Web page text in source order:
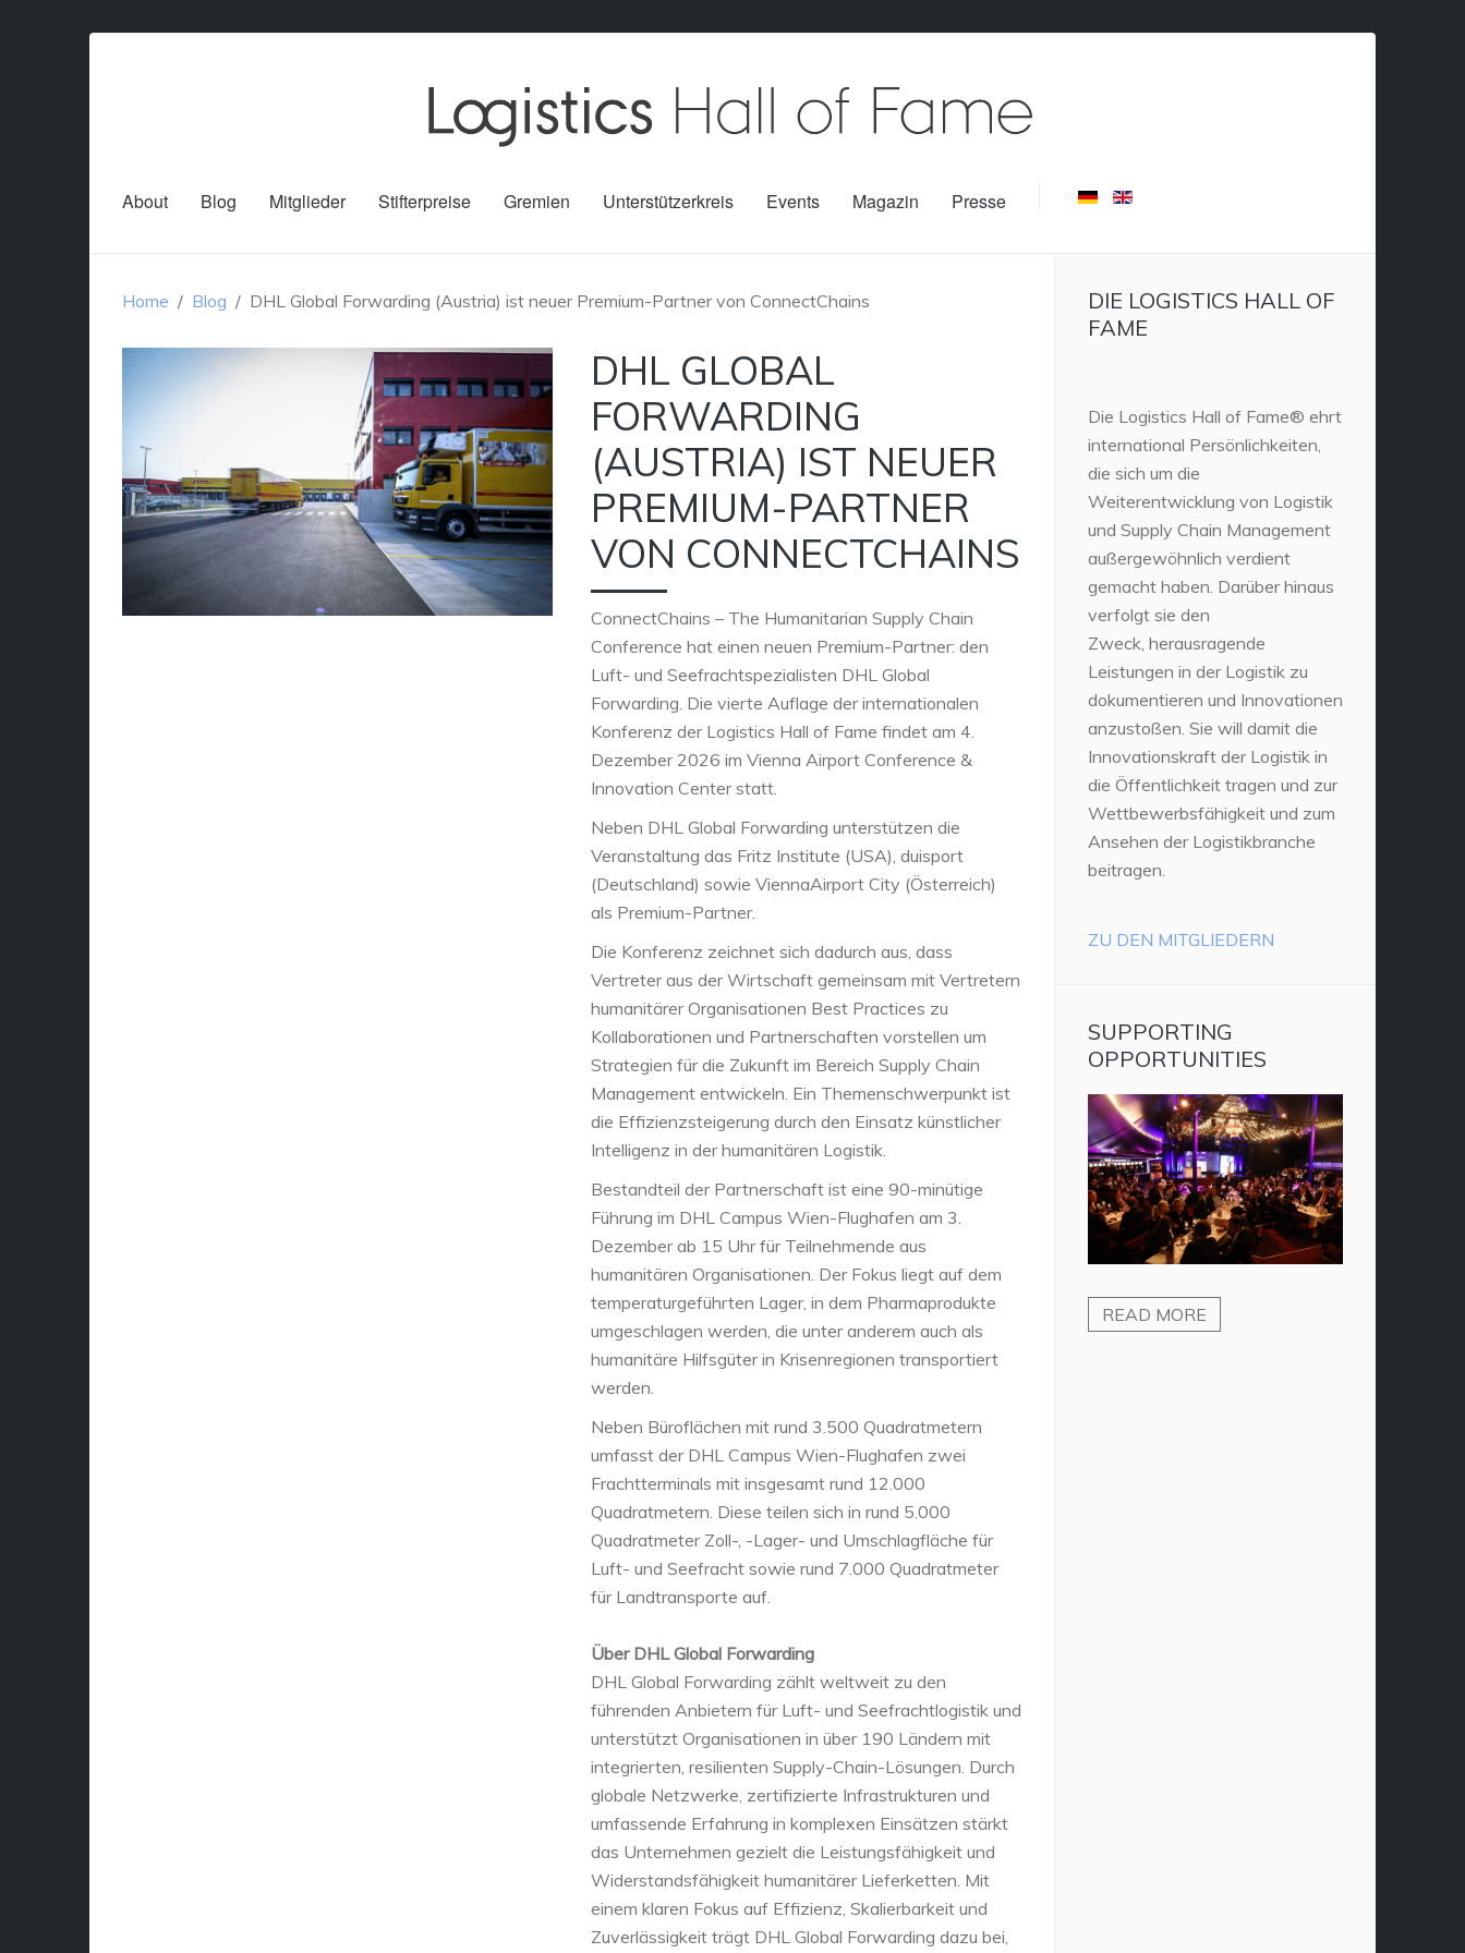
About Blog Mitglieder Stifterpreise Gremien Unterstützerkreis Events Magazin Presse
Home Blog DHL Global Forwarding (Austria) ist neuer Premium-Partner von ConnectChains
DHL GLOBAL
FORWARDING
(AUSTRIA) IST NEUER
PREMIUM-PARTNER
VON CONNECTCHAINS
ConnectChains – The Humanitarian Supply Chain
Conference hat einen neuen Premium-Partner: den
Luft- und Seefrachtspezialisten DHL Global
Forwarding. Die vierte Auflage der internationalen
Konferenz der Logistics Hall of Fame findet am 4.
Dezember 2026 im Vienna Airport Conference &
Innovation Center statt.
Neben DHL Global Forwarding unterstützen die
Veranstaltung das Fritz Institute (USA), duisport
(Deutschland) sowie ViennaAirport City (Österreich)
als Premium-Partner.
Die Konferenz zeichnet sich dadurch aus, dass
Vertreter aus der Wirtschaft gemeinsam mit Vertretern
humanitärer Organisationen Best Practices zu
Kollaborationen und Partnerschaften vorstellen um
Strategien für die Zukunft im Bereich Supply Chain
Management entwickeln. Ein Themenschwerpunkt ist
die Effizienzsteigerung durch den Einsatz künstlicher
Intelligenz in der humanitären Logistik.
Bestandteil der Partnerschaft ist eine 90-minütige
Führung im DHL Campus Wien-Flughafen am 3.
Dezember ab 15 Uhr für Teilnehmende aus
humanitären Organisationen. Der Fokus liegt auf dem
temperaturgeführten Lager, in dem Pharmaprodukte
umgeschlagen werden, die unter anderem auch als
humanitäre Hilfsgüter in Krisenregionen transportiert
werden.
Neben Büroflächen mit rund 3.500 Quadratmetern
umfasst der DHL Campus Wien-Flughafen zwei
Frachtterminals mit insgesamt rund 12.000
Quadratmetern. Diese teilen sich in rund 5.000
Quadratmeter Zoll-, -Lager- und Umschlagfläche für
Luft- und Seefracht sowie rund 7.000 Quadratmeter
für Landtransporte auf.
Über DHL Global Forwarding
DHL Global Forwarding zählt weltweit zu den
führenden Anbietern für Luft- und Seefrachtlogistik und
unterstützt Organisationen in über 190 Ländern mit
integrierten, resilienten Supply-Chain-Lösungen. Durch
globale Netzwerke, zertifizierte Infrastrukturen und
umfassende Erfahrung in komplexen Einsätzen stärkt
das Unternehmen gezielt die Leistungsfähigkeit und
Widerstandsfähigkeit humanitärer Lieferketten. Mit
einem klaren Fokus auf Effizienz, Skalierbarkeit und
Zuverlässigkeit trägt DHL Global Forwarding dazu bei,
DIE LOGISTICS HALL OF
FAME
Die Logistics Hall of Fame® ehrt
international Persönlichkeiten,
die sich um die
Weiterentwicklung von Logistik
und Supply Chain Management
außergewöhnlich verdient
gemacht haben. Darüber hinaus
verfolgt sie den
Zweck, herausragende
Leistungen in der Logistik zu
dokumentieren und Innovationen
anzustoßen. Sie will damit die
Innovationskraft der Logistik in
die Öffentlichkeit tragen und zur
Wettbewerbsfähigkeit und zum
Ansehen der Logistikbranche
beitragen.
ZU DEN MITGLIEDERN
SUPPORTING
OPPORTUNITIES
READ MORE